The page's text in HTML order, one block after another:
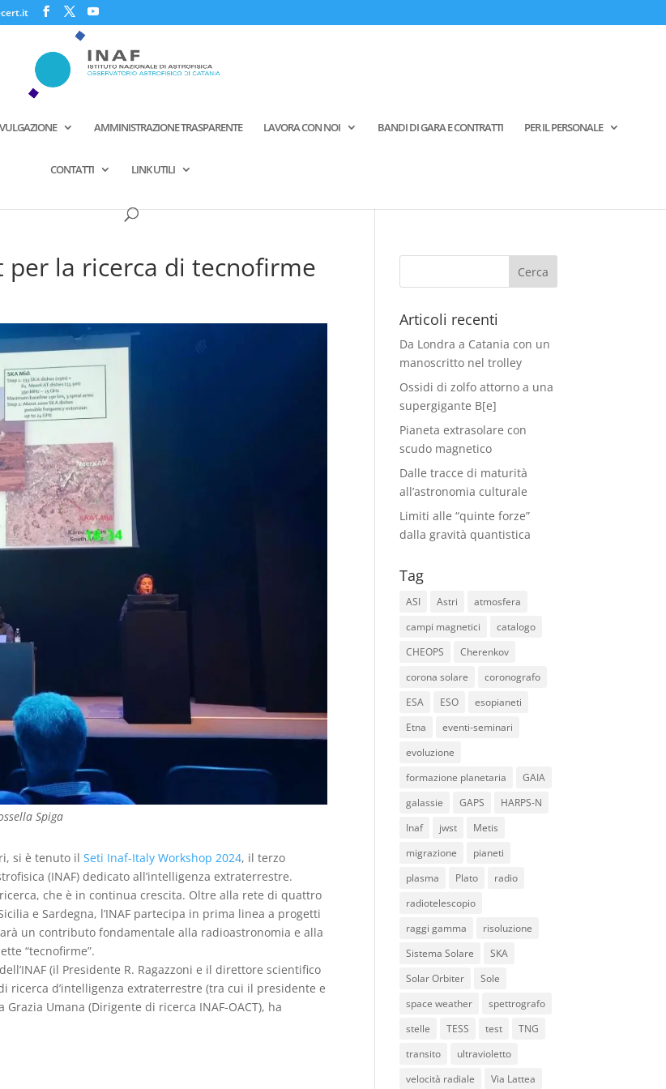
AMMINISTRAZIONE TRASPARENTE LAVORA CON NOI BANDI DI GARA E CONTRATTI PER IL PERSONALE
CONTATTI LINK UTILI
per la ricerca di tecnofirme
Spiga
si è tenuto ilSeti Inaf-Italy Workshop 2024, il terzo
(INAF) dedicato all’intelligenza extraterrestre.
che è in continua crescita. Oltre alla rete di quattro
e Sardegna, l’INAF partecipa in prima linea a progetti
un contributo fondamentale alla radioastronomia e alla
“tecnofirme”.
(il Presidente R. Ragazzoni e il direttore scientifico
d’intelligenza extraterrestre (tra cui il presidente e
Grazia Umana (Dirigente di ricerca INAF-OACT), ha
Articoli recenti
Da Londra a Catania con un
manoscritto nel trolley
Ossidi di zolfo attorno a una
supergigante B[e]
Pianeta extrasolare con
scudo magnetico
Dalle tracce di maturità
all’astronomia culturale
Limiti alle “quinte forze”
dalla gravità quantistica
Tag
ASI Astri
atmosfera
campi magnetici
catalogo
CHEOPS
Cherenkov
corona solare
coronografo
ESA
ESO
esopianeti
Etna
eventi-seminari
evoluzione
formazione planetaria
GAIA
galassie
GAPS
HARPS-N
Inaf
jwst
Metis
migrazione
pianeti
plasma
Plato
radio
radiotelescopio
raggi gamma
risoluzione
Sistema Solare
SKA
Solar Orbiter
Sole
space weather
spettrografo
stelle
TESS test
TNG
transito
ultravioletto
velocità radiale
Via Lattea